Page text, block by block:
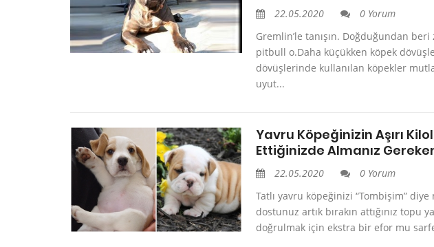
22.05.2020
0 Yorum
Gremlin’le tanışın. Doğduğundan
pitbull o.Daha küçükken köpek
dövüşlerinde kullanılan köpekler
uyut...
Yavru Köpeğinizin Aşırı
Ettiğinizde Almanız
22.05.2020
0 Yorum
Tatlı yavru köpeğinizi “Tombişim” diye
dostunuz artık bırakın attığınız topu
doğrulmak için ekstra bir efor mu